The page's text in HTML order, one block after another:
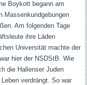
Boykott begann am
Massenkundgebungen
Am folgenden Tage
ihre Läden
Universität machte der
hier der NSDStB. Wie
die Hallenser Juden
verdrängt. So war